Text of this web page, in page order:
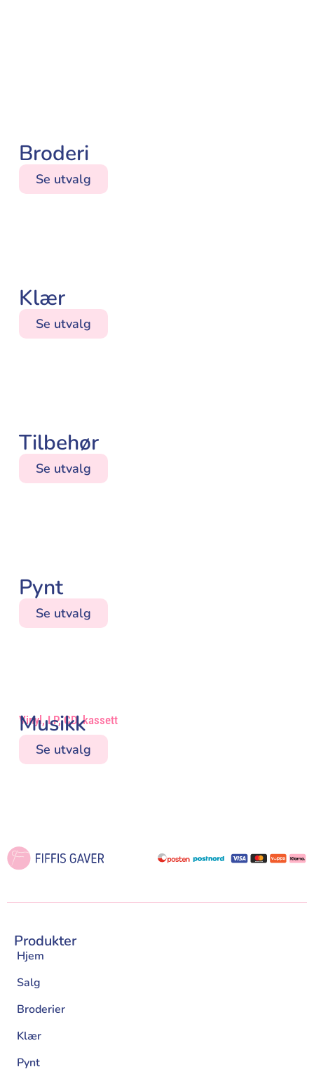
Broderi
Se utvalg
Klær
Se utvalg
Tilbehør
Se utvalg
Pynt
Se utvalg
Vinyl, LP, CD, kassett
Musikk
Se utvalg
Produkter
Hjem
Salg
Broderier
Klær
Pynt